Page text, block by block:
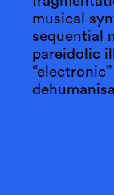
musical
sequential
pareidolic